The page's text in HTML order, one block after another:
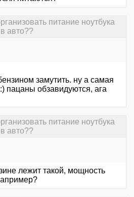
питание ноутбука
авто??
замутить. ну а самая
пацаны обзавидуются, ага
питание ноутбука
авто??
лежит такой, мощность